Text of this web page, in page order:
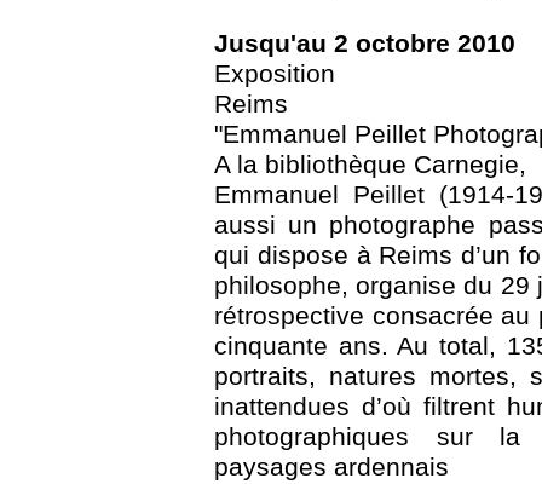
Jusqu'au 2 octobre 2010
Exposition
Reims
"Emmanuel Peillet
A la bibliothèque Carnegie,
Emmanuel Peillet (1914-
aussi un photographe
qui dispose à Reims d’un
philosophe, organise du
rétrospective consacrée
cinquante ans. Au total,
portraits, natures mortes,
inattendues d’où filtrent
photographiques sur la
paysages ardennais